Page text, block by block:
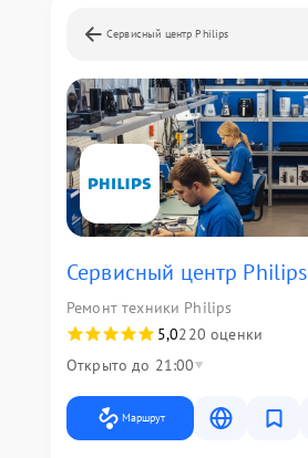
Сервисный центр Philips
Сервисный центр Philips
Ремонт техники Philips
5,0220 оценки
Открыто до 21:00
Маршрут